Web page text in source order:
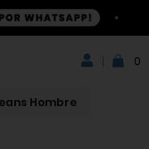
0
Hombre